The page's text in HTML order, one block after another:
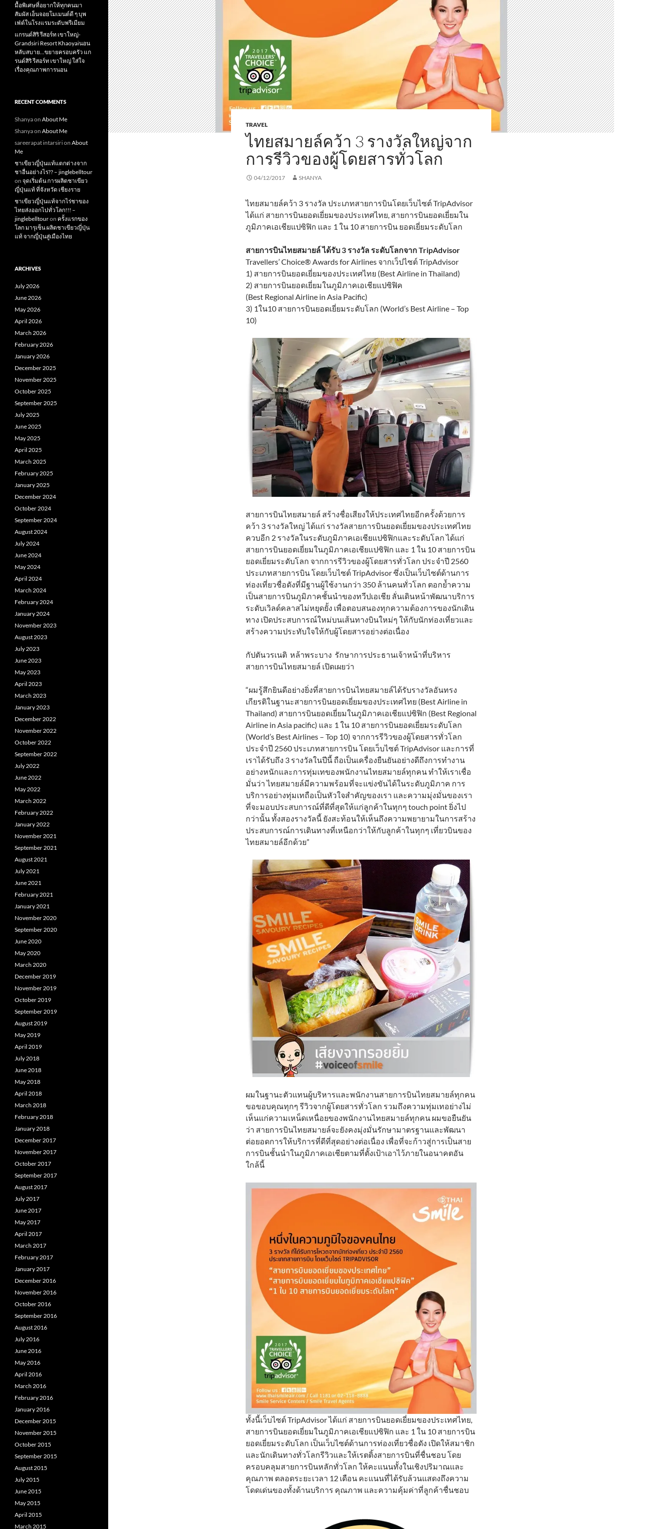
TRAVEL
ไทยสมายล์คว้า 3 รางวัลใหญ่จาก
การรีวิวของผู้โดยสารทั่วโลก
04/12/2017 SHANYA
ไทยสมายล์คว้า 3 รางวัล ประเภทสายการบินโดยเว็บไซต์ TripAdvisor
ได้แก่ สายการบินยอดเยี่ยมของประเทศไทย, สายการบินยอดเยี่ยมใน
ภูมิภาคเอเชียแปซิฟิก และ 1 ใน 10 สายการบิน ยอดเยี่ยมระดับโลก
สายการบินไทยสมายล์ ได้รับ 3 รางวัล ระดับโลกจาก TripAdvisor
Travellers’ Choice® Awards for Airlines จากเว็ปไซต์ TripAdvisor
1) สายการบินยอดเยี่ยมของประเทศไทย (Best Airline in Thailand)
2) สายการบินยอดเยี่ยมในภูมิภาคเอเชียแปซิฟิค
(Best Regional Airline in Asia Pacific)
3) 1ใน10 สายการบินยอดเยี่ยมระดับโลก (World’s Best Airline – Top
10)
สายการบินไทยสมายล์ สร้างชื่อเสียงให้ประเทศไทยอีกครั้งด้วยการ
คว้า 3 รางวัลใหญ่ ได้แก่ รางวัลสายการบินยอดเยี่ยมของประเทศไทย
ควบอีก 2 รางวัลในระดับภูมิภาคเอเชียแปซิฟิกและระดับโลก ได้แก่
สายการบินยอดเยี่ยมในภูมิภาคเอเชียแปซิฟิก และ 1 ใน 10 สายการบิน
ยอดเยี่ยมระดับโลก จากการรีวิวของผู้โดยสารทั่วโลก ประจำปี 2560
ประเภทสายการบิน โดยเว็บไซต์ TripAdvisor ซึ่งเป็นเว็บไซต์ด้านการ
ท่องเที่ยวชื่อดังที่มีฐานผู้ใช้งานกว่า 350 ล้านคนทั่วโลก ตอกย้ำความ
เป็นสายการบินภูมิภาคชั้นนำของทวีปเอเชีย ลั่นเดินหน้าพัฒนาบริการ
ระดับเวิลด์คลาสไม่หยุดยั้ง เพื่อตอบสนองทุกความต้องการของนักเดิน
ทาง เปิดประสบการณ์ใหม่บนเส้นทางบินใหม่ๆ ให้กับนักท่องเที่ยวและ
สร้างความประทับใจให้กับผู้โดยสารอย่างต่อเนื่อง
กัปตันวรเนติ หล้าพระบาง รักษาการประธานเจ้าหน้าที่บริหาร
สายการบินไทยสมายล์ เปิดเผยว่า
“ผมรู้สึกยินดีอย่างยิ่งที่สายการบินไทยสมายล์ได้รับรางวัลอันทรง
เกียรติในฐานะสายการบินยอดเยี่ยมของประเทศไทย (Best Airline in
Thailand) สายการบินยอดเยี่ยมในภูมิภาคเอเชียแปซิฟิก (Best Regional
Airline in Asia pacific) และ 1 ใน 10 สายการบินยอดเยี่ยมระดับโลก
(World’s Best Airlines – Top 10) จากการรีวิวของผู้โดยสารทั่วโลก
ประจำปี 2560 ประเภทสายการบิน โดยเว็บไซต์ TripAdvisor และการที่
เราได้รับถึง 3 รางวัลในปีนี้ ถือเป็นเครื่องยืนยันอย่างดีถึงการทำงาน
อย่างหนักและการทุ่มเทของพนักงานไทยสมายล์ทุกคน ทำให้เราเชื่อ
มั่นว่า ไทยสมายล์มีความพร้อมที่จะแข่งขันได้ในระดับภูมิภาค การ
บริการอย่างทุ่มเทถือเป็นหัวใจสำคัญของเรา และความมุ่งมั่นของเรา
ที่จะมอบประสบการณ์ที่ดีที่สุดให้แก่ลูกค้าในทุกๆ touch point ยิ่งไป
กว่านั้น ทั้งสองรางวัลนี้ ยังสะท้อนให้เห็นถึงความพยายามในการสร้าง
ประสบการณ์การเดินทางที่เหนือกว่าให้กับลูกค้าในทุกๆ เที่ยวบินของ
ไทยสมายล์อีกด้วย”
ผมในฐานะตัวแทนผู้บริหารและพนักงานสายการบินไทยสมายล์ทุกคน
ขอขอบคุณทุกๆ รีวิวจากผู้โดยสารทั่วโลก รวมถึงความทุ่มเทอย่างไม่
เห็นแก่ความเหน็ดเหนื่อยของพนักงานไทยสมายล์ทุกคน ผมขอยืนยัน
ว่า สายการบินไทยสมายล์จะยังคงมุ่งมั่นรักษามาตรฐานและพัฒนา
ต่อยอดการให้บริการที่ดีที่สุดอย่างต่อเนื่อง เพื่อที่จะก้าวสู่การเป็นสาย
การบินชั้นนำในภูมิภาคเอเชียตามที่ตั้งเป้าเอาไว้ภายในอนาคตอัน
ใกล้นี้
ทั้งนี้เว็บไซต์ TripAdvisor ได้แก่ สายการบินยอดเยี่ยมของประเทศไทย,
สายการบินยอดเยี่ยมในภูมิภาคเอเชียแปซิฟิก และ 1 ใน 10 สายการบิน
ยอดเยี่ยมระดับโลก เป็นเว็บไซต์ด้านการท่องเที่ยวชื่อดัง เปิดให้สมาชิก
และนักเดินทางทั่วโลกรีวิวและให้เรตติ้งสายการบินที่ชื่นชอบ โดย
ครอบคลุมสายการบินหลักทั่วโลก ให้คะแนนทั้งในเชิงปริมาณและ
คุณภาพ ตลอดระยะเวลา 12 เดือน คะแนนที่ได้รับล้วนแสดงถึงความ
โดดเด่นของทั้งด้านบริการ คุณภาพ และความคุ้มค่าที่ลูกค้าชื่นชอบ
มื้อพิเศษที่อยากให้ทุกคนมา
สัมผัส เอ็นจอยโมเมนต์ดี ๆ บุพ
เฟ่ต์ในโรงแรมระดับพรีเมียม
แกรนด์สิริ​ รีสอร์ท​ เขาใหญ่​-
Grandsiri​ Resort​ Khaoyaiนอน
หลับสบาย…ขยายครอบครัว แก
รนด์สิริ รีสอร์ท เขาใหญ่ ใส่ใจ
เรื่องคุณภาพการนอน
RECENT COMMENTS
Shanyaon About Me
Shanyaon About Me
sareerapat intarsirion About
Me
ชาเขียวญี่ปุ่นแท้แตกต่างจาก
ชาอื่นอย่างไร?? – jinglebelltour
on จุดเริ่มต้น การผลิตชาเขียว
ญี่ปุ่นแท้ ที่จังหวัด เชียงราย
ชาเขียวญี่ปุ่นแท้จากไร่ชาของ
ไทยส่งออกไปทั่วโลก!!! –
jinglebelltouron ครั้งแรกของ
โลก มารุเซ็น ผลิตชาเขียวญี่ปุ่น
แท้ จากญี่ปุ่นสู่เมืองไทย
ARCHIVES
July 2026
June 2026
May 2026
April 2026
March 2026
February 2026
January 2026
December 2025
November 2025
October 2025
September 2025
July 2025
June 2025
May 2025
April 2025
March 2025
February 2025
January 2025
December 2024
October 2024
September 2024
August 2024
July 2024
June 2024
May 2024
April 2024
March 2024
February 2024
January 2024
November 2023
August 2023
July 2023
June 2023
May 2023
April 2023
March 2023
January 2023
December 2022
November 2022
October 2022
September 2022
July 2022
June 2022
May 2022
March 2022
February 2022
January 2022
November 2021
September 2021
August 2021
July 2021
June 2021
February 2021
January 2021
November 2020
September 2020
June 2020
May 2020
March 2020
December 2019
November 2019
October 2019
September 2019
August 2019
May 2019
April 2019
July 2018
June 2018
May 2018
April 2018
March 2018
February 2018
January 2018
December 2017
November 2017
October 2017
September 2017
August 2017
July 2017
June 2017
May 2017
April 2017
March 2017
February 2017
January 2017
December 2016
November 2016
October 2016
September 2016
August 2016
July 2016
June 2016
May 2016
April 2016
March 2016
February 2016
January 2016
December 2015
November 2015
October 2015
September 2015
August 2015
July 2015
June 2015
May 2015
April 2015
March 2015